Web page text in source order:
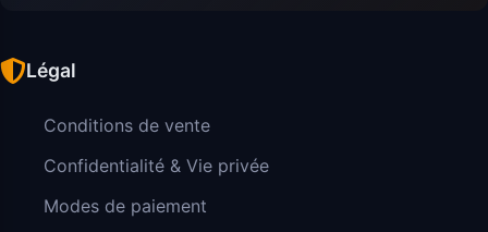
Légal
Conditions de vente
Confidentialité & Vie privée
Modes de paiement